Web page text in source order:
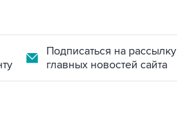
Подписаться на рассылку
главных новостей сайта